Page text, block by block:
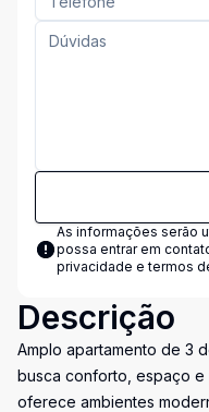
As informações serão
possa entrar em
privacidade e termos
Descrição
Amplo apartamento de 3
busca conforto, espaço e
oferece ambientes